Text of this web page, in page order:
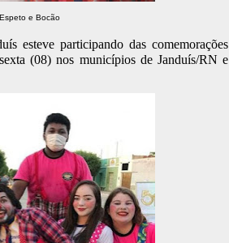
e Bocão
esteve participando das comemorações
(08) nos municípios de Janduís/RN e